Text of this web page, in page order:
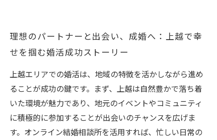
理想のパートナーと出会い、成婚へ：上越で幸
せを掴む婚活成功ストーリー
上越エリアでの婚活は、地域の特徴を活かしながら進め
ることが成功の鍵です。まず、上越は自然豊かで落ち着
いた環境が魅力であり、地元のイベントやコミュニティ
に積極的に参加することが出会いのチャンスを広げま
す。オンライン結婚相談所を活用すれば、忙しい日常の